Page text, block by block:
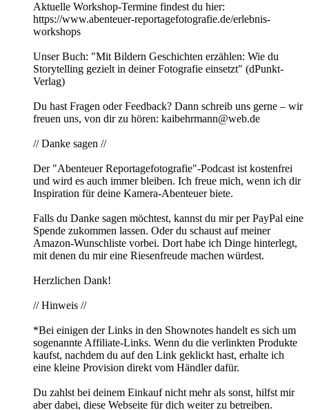
Aktuelle Workshop-Termine findest du hier:
https://www.abenteuer-reportagefotografie.de/erlebnis-
workshops
Unser Buch: "Mit Bildern Geschichten erzählen: Wie du
Storytelling gezielt in deiner Fotografie einsetzt" (dPunkt-
Verlag)
Du hast Fragen oder Feedback? Dann schreib uns gerne – wir
freuen uns, von dir zu hören: kaibehrmann@web.de
// Danke sagen //
Der "Abenteuer Reportagefotografie"-Podcast ist kostenfrei
und wird es auch immer bleiben. Ich freue mich, wenn ich dir
Inspiration für deine Kamera-Abenteuer biete.
Falls du Danke sagen möchtest, kannst du mir per PayPal eine
Spende zukommen lassen. Oder du schaust auf meiner
Amazon-Wunschliste vorbei. Dort habe ich Dinge hinterlegt,
mit denen du mir eine Riesenfreude machen würdest.
Herzlichen Dank!
// Hinweis //
*Bei einigen der Links in den Shownotes handelt es sich um
sogenannte Affiliate-Links. Wenn du die verlinkten Produkte
kaufst, nachdem du auf den Link geklickt hast, erhalte ich
eine kleine Provision direkt vom Händler dafür.
Du zahlst bei deinem Einkauf nicht mehr als sonst, hilfst mir
aber dabei, diese Webseite für dich weiter zu betreiben.